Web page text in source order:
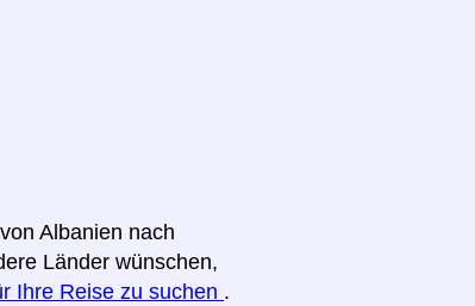
Albanien nach
Länder wünschen,
Ihre Reise zu suchen .